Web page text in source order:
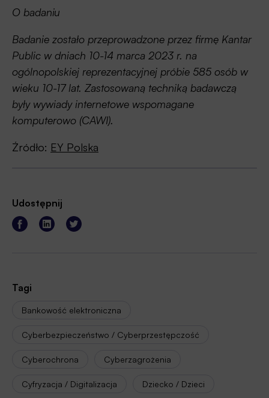
O badaniu
Badanie zostało przeprowadzone przez firmę Kantar
Public w dniach 10-14 marca 2023 r. na
ogólnopolskiej reprezentacyjnej próbie 585 osób w
wieku 10-17 lat. Zastosowaną techniką badawczą
były wywiady internetowe wspomagane
komputerowo (CAWI).
Źródło: EY Polska
Udostępnij
Tagi
Bankowość elektroniczna
Cyberbezpieczeństwo / Cyberprzestępczość
Cyberochrona Cyberzagrożenia
Cyfryzacja / Digitalizacja Dziecko / Dzieci